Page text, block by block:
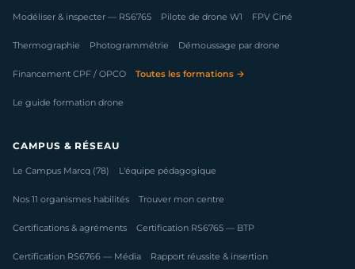
Modéliser & inspecter — RS6765 Pilote de drone W1 FPV Ciné
Thermographie Photogrammétrie Démoussage par drone
Financement CPF / OPCO Toutes les formations →
Le guide formation drone
CAMPUS & RÉSEAU
Le Campus Marcq (78) L'équipe pédagogique
Nos 11 organismes habilités Trouver mon centre
Certifications & agréments Certification RS6765 — BTP
Certification RS6766 — Média Rapport réussite & insertion